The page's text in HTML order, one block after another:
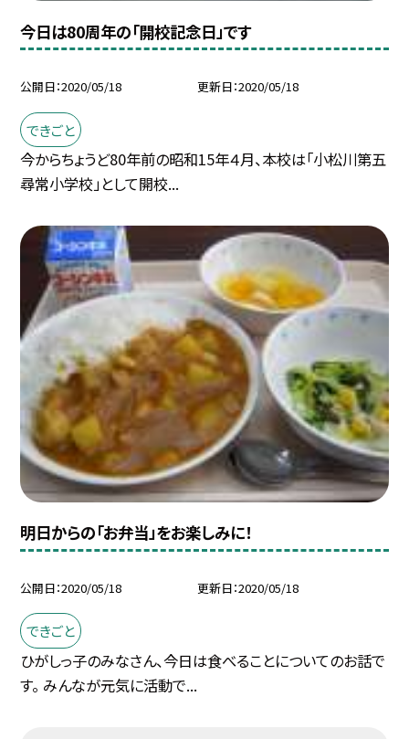
今日は80周年の「開校記念日」です
公開日 2020/05/18 更新日 2020/05/18
できごと
今からちょうど80年前の昭和15年４月、本校は「小松川第五
尋常小学校」として開校...
明日からの「お弁当」をお楽しみに！
公開日 2020/05/18 更新日 2020/05/18
できごと
ひがしっ子のみなさん、今日は食べることについてのお話で
す。 みんなが元気に活動で...